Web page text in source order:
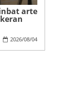
arte
2026/08/04